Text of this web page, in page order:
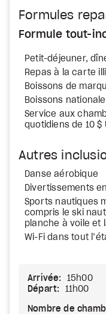
Formules
Formule tout-
Petit-déjeuner,
Repas à la carte
Boissons de
Boissons
Service aux
quotidiens de 10 $
Autres
Danse aérobique
Divertissements
Sports nautiques
compris le ski
planche à voile et
Wi-Fi dans tout
Arrivée:
15h00
Départ:
11h00
Nombre de